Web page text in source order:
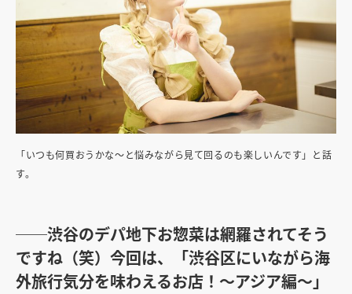
「いつも何買おうかな〜と悩みながら見て回るのも楽しいんです」と話
す。
──渋谷のデパ地下お惣菜は網羅されてそう
ですね（笑）今回は、「渋谷区にいながら海
外旅行気分を味わえるお店！〜アジア編〜」